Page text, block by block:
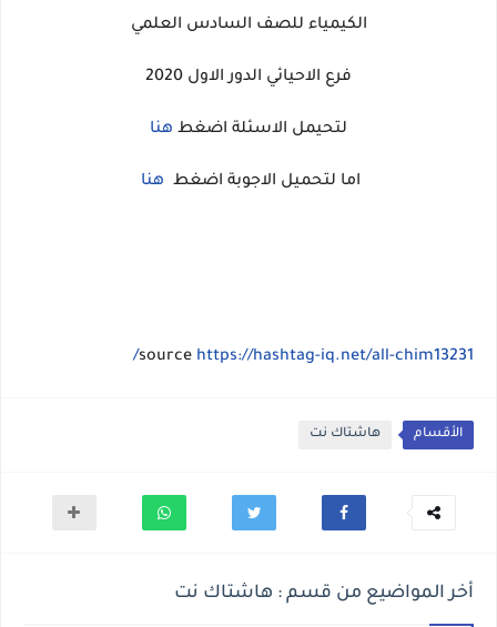
الكيمياء للصف السادس العلمي
فرع الاحيائي الدور الاول 2020
لتحيمل الاسئلة اضغط هنا
اما لتحميل الاجوبة اضغط هنا
source https://hashtag-iq.net/all-chim13231/
الأقسام هاشتاك نت
أخر المواضيع من قسم : هاشتاك نت